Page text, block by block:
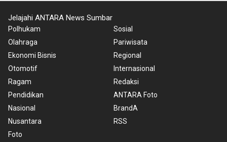
Jelajahi ANTARA News Sumbar
Polhukam
Olahraga
Ekonomi Bisnis
Otomotif
Ragam
Pendidikan
Nasional
Nusantara
Foto
Sosial
Pariwisata
Regional
Internasional
Redaksi
ANTARA Foto
BrandA
RSS